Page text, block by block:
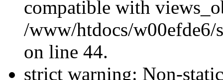
compatible with
/www/htdocs/
on line 44.
strict warning: Non-